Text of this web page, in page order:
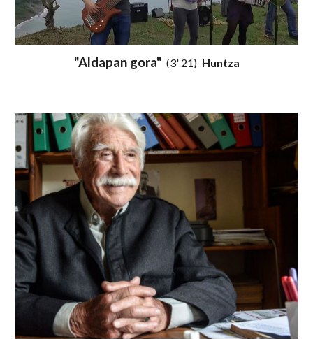
"Aldapan gora" (3' 21) Huntza